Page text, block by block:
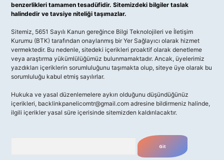
benzerlikleri tamamen tesadüfidir. Sitemizdeki bilgiler taslak
halindedir ve tavsiye niteliği taşımazlar.
Sitemiz, 5651 Sayılı Kanun gereğince Bilgi Teknolojileri ve İletişim
Kurumu (BTK) tarafından onaylanmış bir Yer Sağlayıcı olarak hizmet
vermektedir. Bu nedenle, sitedeki içerikleri proaktif olarak denetleme
veya araştırma yükümlülüğümüz bulunmamaktadır. Ancak, üyelerimiz
yazdıkları içeriklerin sorumluluğunu taşımakta olup, siteye üye olarak bu
sorumluluğu kabul etmiş sayılırlar.
Hukuka ve yasal düzenlemelere aykırı olduğunu düşündüğünüz
içerikleri, backlinkpanelicomtr@gmail.com adresine bildirmeniz halinde,
ilgili içerikler yasal süre içerisinde sitemizden kaldırılacaktır.